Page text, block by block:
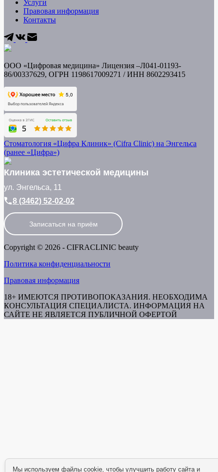
Услуги
Правовая информация
Контакты
ООО «Цифровая медицина» Лицензия –Л041-01193-
86/00337629, ОГРН 1198617009271 / ИНН 8602293415
Стоматология «Цифра Клиник» (Cifra Clinic) на Энгельса
(ранее «Цифра»)
Клиника эстетической медицины
ул. Энгельса, 11
8 (3462) 52-02-02
Записаться на приём
Copyright © 2026 - CIFRACLINIC beauty
Политика конфиденциальности
Правовая информация
18+ ИМЕЮТСЯ ПРОТИВОПОКАЗАНИЯ. НЕОБХОДИМА
КОНСУЛЬТАЦИЯ СПЕЦИАЛИСТА. ИНФОРМАЦИЯ НА
САЙТЕ НЕ ЯВЛЯЕТСЯ ПУБЛИЧНОЙ ОФЕРТОЙ
Мы используем файлы cookie, чтобы улучшить работу сайта и